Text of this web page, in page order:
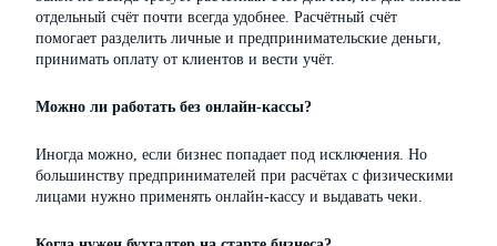
отдельный счёт почти всегда удобнее. Расчётный счёт
помогает разделить личные и предпринимательские деньги,
принимать оплату от клиентов и вести учёт.
Можно ли работать без онлайн-кассы?
Иногда можно, если бизнес попадает под исключения. Но
большинству предпринимателей при расчётах с физическими
лицами нужно применять онлайн-кассу и выдавать чеки.